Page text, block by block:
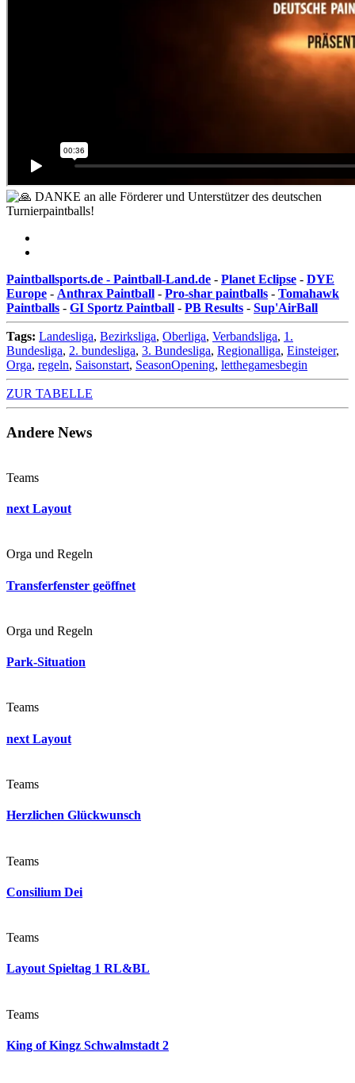
DANKE an alle Förderer und Unterstützer des deutschen
Turnierpaintballs!
Paintballsports.de - Paintball-Land.de - Planet Eclipse - DYE
Europe - Anthrax Paintball - Pro-shar paintballs - Tomahawk
Paintballs - GI Sportz Paintball - PB Results - Sup'AirBall
Tags: Landesliga, Bezirksliga, Oberliga, Verbandsliga, 1.
Bundesliga, 2. bundesliga, 3. Bundesliga, Regionalliga, Einsteiger,
Orga, regeln, Saisonstart, SeasonOpening, letthegamesbegin
ZUR TABELLE
Andere News
Teams
next Layout
Orga und Regeln
Transferfenster geöffnet
Orga und Regeln
Park-Situation
Teams
next Layout
Teams
Herzlichen Glückwunsch
Teams
Consilium Dei
Teams
Layout Spieltag 1 RL&BL
Teams
King of Kingz Schwalmstadt 2